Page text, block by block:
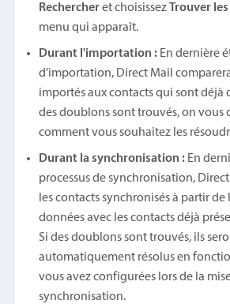
Rechercheret choisissezTrouver
menu qui apparaît.
Durant l'importation : En dernière
d'importation, Direct Mail
importés aux contacts qui sont déjà
des doublons sont trouvés, on vous
comment vous souhaitez les
Durant la synchronisation : En
processus de synchronisation,
les contacts synchronisés à partir de
données avec les contacts déjà
Si des doublons sont trouvés, ils
automatiquement résolus en
vous avez configurées lors de la
synchronisation.